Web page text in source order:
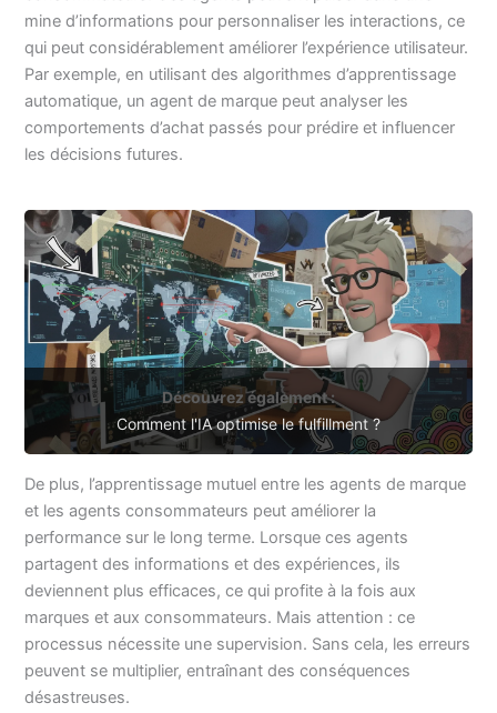
mine d’informations pour personnaliser les interactions, ce
qui peut considérablement améliorer l’expérience utilisateur.
Par exemple, en utilisant des algorithmes d’apprentissage
automatique, un agent de marque peut analyser les
comportements d’achat passés pour prédire et influencer
les décisions futures.
Découvrez également :
Comment l'IA optimise le fulfillment ?
De plus, l’apprentissage mutuel entre les agents de marque
et les agents consommateurs peut améliorer la
performance sur le long terme. Lorsque ces agents
partagent des informations et des expériences, ils
deviennent plus efficaces, ce qui profite à la fois aux
marques et aux consommateurs. Mais attention : ce
processus nécessite une supervision. Sans cela, les erreurs
peuvent se multiplier, entraînant des conséquences
désastreuses.